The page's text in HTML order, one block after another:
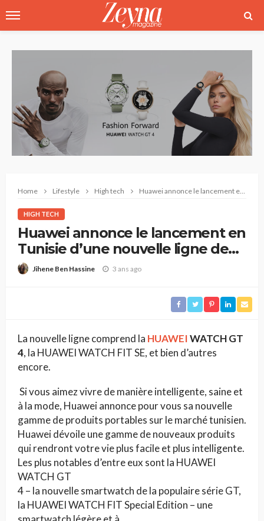
Home Lifestyle High tech Huawei annonce le lancement en Tunisie d’une nouvelle ligne de montres
HIGH TECH
Huawei annonce le lancement en
Tunisie d’une nouvelle ligne de
montres
Jihene Ben Hassine 3 ans ago
La nouvelle ligne comprend la HUAWEIWATCH GT
4, la HUAWEI WATCH FIT SE, et bien d’autres
encore.
Si vous aimez vivre de manière intelligente, saine et
à la mode, Huawei annonce pour vous sa nouvelle
gamme de produits portables sur le marché tunisien.
Huawei dévoile une gamme de nouveaux produits
qui rendront votre vie plus facile et plus intelligente.
Les plus notables d’entre eux sont la HUAWEI
WATCH GT
4 – la nouvelle smartwatch de la populaire série GT,
la HUAWEI WATCH FIT Special Edition – une